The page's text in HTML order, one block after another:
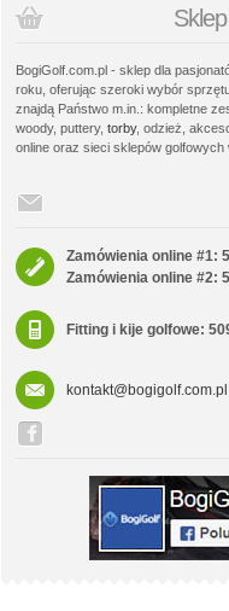
BogiGolf.com.pl - sklep dla
roku, oferując szeroki wybór
znajdą Państwo m.in.: kompletne
woody, puttery, torby, odzież,
online oraz sieci sklepów golfowych
Zamówienia online #1:
Zamówienia online #2:
Fitting i kije golfowe:
kontakt@bogigolf.com.pl